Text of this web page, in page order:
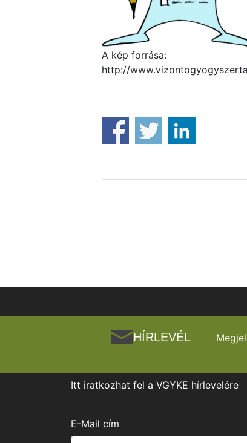
A kép forrása:
http://
HÍRLEVÉL
Itt iratkozhat fel a VGYKE hírlevelére
E-Mail cím